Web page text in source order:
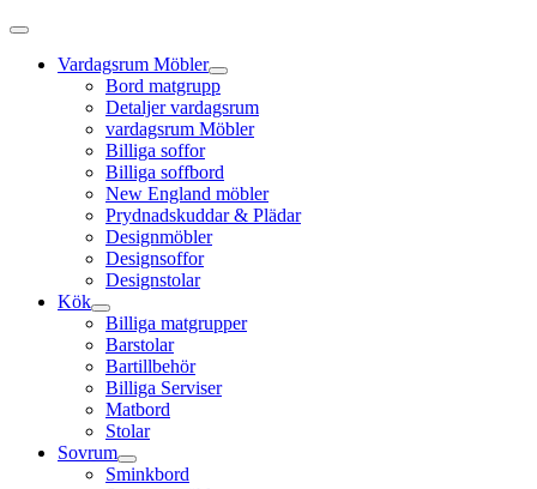
Vardagsrum Möbler
Bord matgrupp
Detaljer vardagsrum
vardagsrum Möbler
Billiga soffor
Billiga soffbord
New England möbler
Prydnadskuddar & Plädar
Designmöbler
Designsoffor
Designstolar
Kök
Billiga matgrupper
Barstolar
Bartillbehör
Billiga Serviser
Matbord
Stolar
Sovrum
Sminkbord